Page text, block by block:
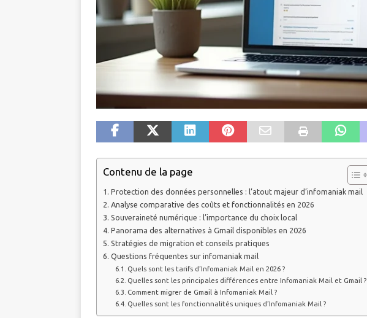
Contenu de la page
Protection des données personnelles : l’atout majeur d’infomaniak mail
Analyse comparative des coûts et fonctionnalités en 2026
Souveraineté numérique : l’importance du choix local
Panorama des alternatives à Gmail disponibles en 2026
Stratégies de migration et conseils pratiques
Questions fréquentes sur infomaniak mail
Quels sont les tarifs d’Infomaniak Mail en 2026 ?
Quelles sont les principales différences entre Infomaniak Mail et Gmail ?
Comment migrer de Gmail à Infomaniak Mail ?
Quelles sont les fonctionnalités uniques d’Infomaniak Mail ?